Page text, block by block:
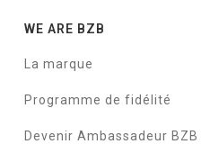
WE ARE BZB
La marque
Programme de fidélité
Devenir Ambassadeur BZB